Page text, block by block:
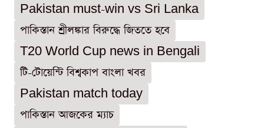
Pakistan must-win vs Sri Lanka
পাকিস্তান শ্রীলঙ্কার বিরুদ্ধে জিততে হবে
T20 World Cup news in Bengali
টি-টোয়েন্টি বিশ্বকাপ বাংলা খবর
Pakistan match today
পাকিস্তান আজকের ম্যাচ